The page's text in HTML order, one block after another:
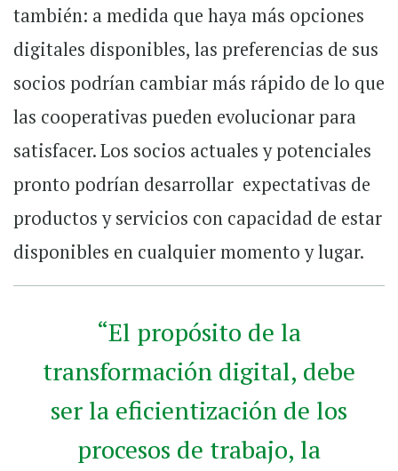
también: a medida que haya más opciones
digitales disponibles, las preferencias de sus
socios podrían cambiar más rápido de lo que
las cooperativas pueden evolucionar para
satisfacer. Los socios actuales y potenciales
pronto podrían desarrollar expectativas de
productos y servicios con capacidad de estar
disponibles en cualquier momento y lugar.
“El propósito de la
transformación digital, debe
ser la eficientización de los
procesos de trabajo, la